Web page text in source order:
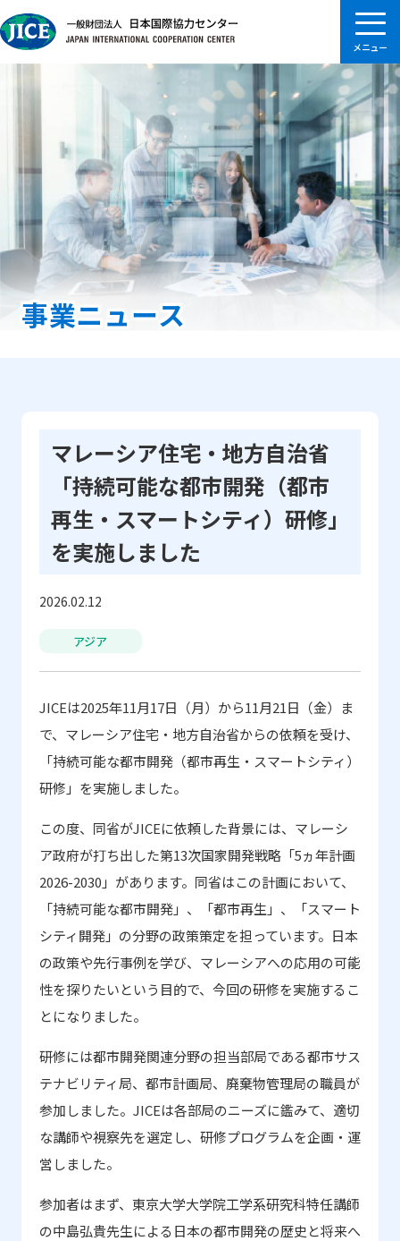
事業ニュース
マレーシア住宅・地方自治省
「持続可能な都市開発（都市
再生・スマートシティ）研修」
を実施しました
2026.02.12
アジア
JICEは2025年11月17日（月）から11月21日（金）ま
で、マレーシア住宅・地方自治省からの依頼を受け、
「持続可能な都市開発（都市再生・スマートシティ）
研修」を実施しました。
この度、同省がJICEに依頼した背景には、マレーシ
ア政府が打ち出した第13次国家開発戦略「5ヵ年計画
2026-2030 」があります。同省はこの計画において、
「持続可能な都市開発」、「都市再生」、「スマート
シティ開発」の分野の政策策定を担っています。日本
の政策や先行事例を学び、マレーシアへの応用の可能
性を探りたいという目的で、今回の研修を実施するこ
とになりました。
研修には都市開発関連分野の担当部局である都市サス
テナビリティ局、都市計画局、廃棄物管理局の職員が
参加しました。 JICEは各部局のニーズに鑑みて、適切
な講師や視察先を選定し、研修プログラムを企画・運
営しました。
参加者はまず、東京大学大学院工学系研究科特任講師
の中島弘貴先生による日本の都市開発の歴史と将来へ